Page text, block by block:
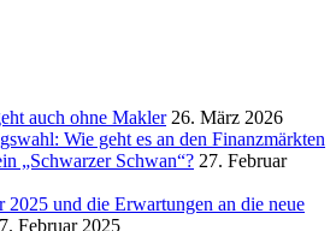
auch ohne Makler 26. März 2026
Wie geht es an den Finanzmärkten
„Schwarzer Schwan“? 27. Februar
2025 und die Erwartungen an die neue
Februar 2025